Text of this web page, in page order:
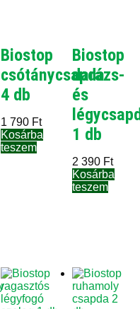
Biostop
csótánycsapda
4 db
1 790 Ft
Kosárba
teszem
Biostop
darázs-
és
1 db
2 390 Ft
Kosárba
teszem